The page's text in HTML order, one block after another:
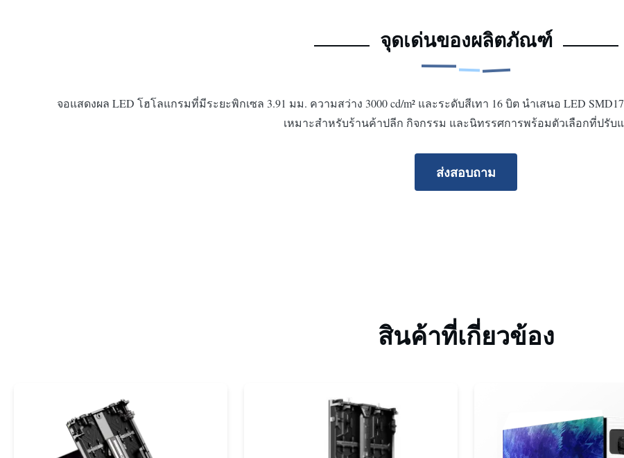
จุดเด่นของผลิตภัณฑ์
จอแสดงผล LED โฮโลแกรมที่มีระยะพิกเซล 3.91 มม. ความสว่าง 3000 cd/m² และระดับสีเทา 16 บิต นำเสนอ LED
เหมาะสำหรับร้านค้าปลีก กิจกรรม และนิทรรศการพร้อมตัวเลือกที่ปรับ
ส่งสอบถาม
สินค้าที่เกี่ยวข้อง